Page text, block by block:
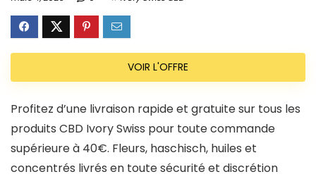
VOIR L'OFFRE
Profitez d’une livraison rapide et gratuite sur tous les
produits CBD Ivory Swiss pour toute commande
supérieure à 40€. Fleurs, haschisch, huiles et
concentrés livrés en toute sécurité et discrétion